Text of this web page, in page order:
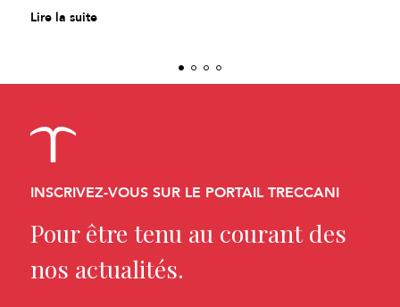
Lire la suite
INSCRIVEZ-VOUS SUR LE PORTAIL TRECCANI
Pour être tenu au courant des
nos actualités.